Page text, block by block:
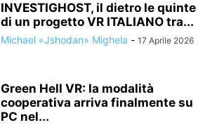
INVESTIGHOST, il dietro le quinte
di un progetto VR ITALIANO tra...
Michael «Jshodan» Mighela - 17 Aprile 2026
Green Hell VR: la modalità
cooperativa arriva finalmente su
PC nel...